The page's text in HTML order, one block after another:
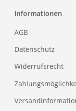
Informationen
AGB
Datenschutz
Widerrufsrecht